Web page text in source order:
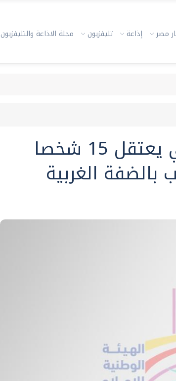
مصر إذاعة تليفزيون مجلة الاذاعة والتليفزيون
جيش الاحتلال الإسرائيلي يعتقل 15 شخصا
الغربية